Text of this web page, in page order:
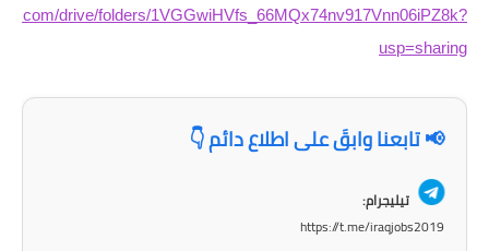
المرحلة المتوسطة
drive/folders/1VGGwiHVfs_66MQx74nv917Vnn06iPZ8k?
usp=sharing
📢 تابعنا وابقَ على اطلاع دائم 👇
تيليجرام:
https://t.me/iraqjobs2019